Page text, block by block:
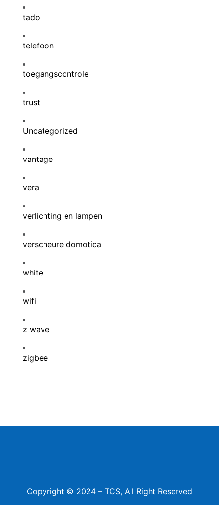
tado
telefoon
toegangscontrole
trust
Uncategorized
vantage
vera
verlichting en lampen
verscheure domotica
white
wifi
z wave
zigbee
Copyright © 2024 – TCS, All Right Reserved